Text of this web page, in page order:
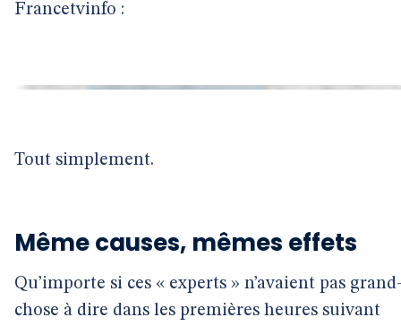
Francetvinfo :
Tout simplement.
Même causes, mêmes effets
Qu’importe si ces « experts » n’avaient pas
chose à dire dans les premières heures suivant